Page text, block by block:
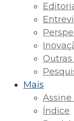
Mais
Índice